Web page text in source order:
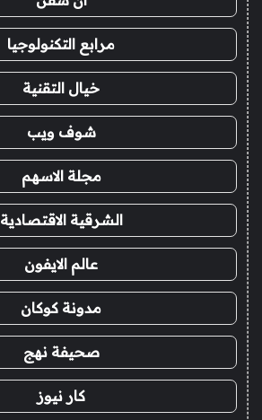
مرابع التكنولوجيا
خيال التقنية
شوف ويب
مجلة الاسهم
الشرقية الاقتصادية
عالم الايفون
مدونة كوكان
صحيفة نهج
كار نيوز